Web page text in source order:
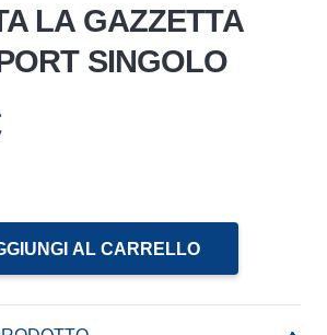
LA GAZZETTA
SINGOLO
AL CARRELLO